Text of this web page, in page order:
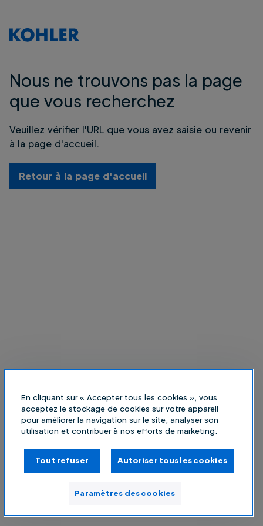
Nous ne trouvons pas la page
que vous recherchez
Veuillez vérifier l'URL que vous avez saisie ou revenir
à la page d'accueil.
Retour à la page d'accueil
En cliquant sur « Accepter tous les cookies », vous
acceptez le stockage de cookies sur votre appareil
pour améliorer la navigation sur le site, analyser son
utilisation et contribuer à nos efforts de marketing.
Tout refuser Autoriser tous les cookies
Paramètres des cookies